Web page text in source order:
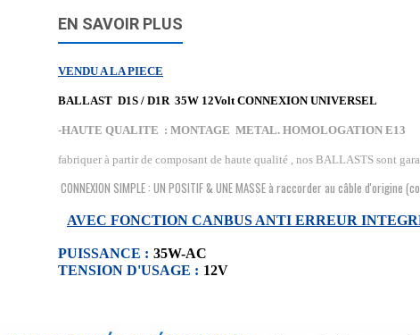
EN SAVOIR PLUS
VENDU A LA PIECE
BALLAST D1S / D1R 35W 12VoltCONNEXION UNIVERSEL
-HAUTE QUALITE : MONTAGE METAL. HOMOLOGATION E13
fabriquer à partir de composant de haute qualité , nos BALLASTS sont
CONNEXION SIMPLE : UN POSITIF & UNE MASSE à raccorder au câble d'origine
AVEC FONCTION CANBUS ANTI ERREUR
PUISSANCE : 35W-AC
TENSION D'USAGE : 12V